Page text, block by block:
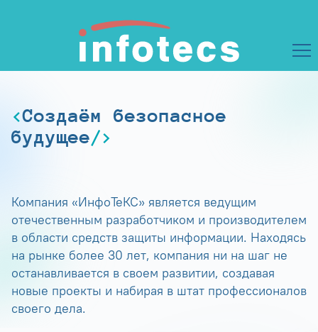
Создаём безопасное
будущее
Компания «ИнфоТеКС» является ведущим
отечественным разработчиком и производителем
в области средств защиты информации. Находясь
на рынке более 30 лет, компания ни на шаг не
останавливается в своем развитии, создавая
новые проекты и набирая в штат профессионалов
своего дела.